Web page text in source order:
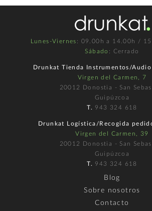
Lunes-Viernes : 09.00h a 14.00h /
Sábado : Cerrado
Drunkat Tienda Instrumentos/
Virgen del Carmen, 7
20012 Donostia - San
Guipúzcoa
T. 943 324 618
Drunkat Logística/Recogida
Virgen del Carmen, 39
20012 Donostia - San
Guipúzcoa
T. 943 324 618
Blog
Sobre nosotros
Contacto